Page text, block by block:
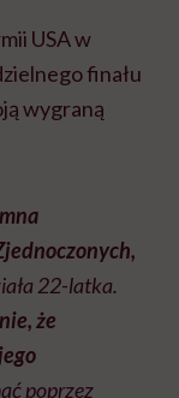
USA w
finału
wygraną
22-latka.
że
poprzez